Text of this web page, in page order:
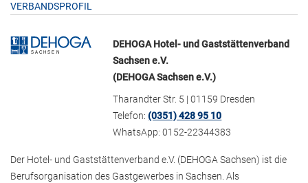
VERBANDSPROFIL
DEHOGA Hotel- und Gaststättenverband
Sachsen e.V.
(DEHOGA Sachsen e.V.)
Tharandter Str. 5 | 01159 Dresden
Telefon:(0351) 428 95 10
WhatsApp: 0152-22344383
Der Hotel- und Gaststättenverband e.V. (DEHOGA Sachsen) ist die
Berufsorganisation des Gastgewerbes in Sachsen. Als